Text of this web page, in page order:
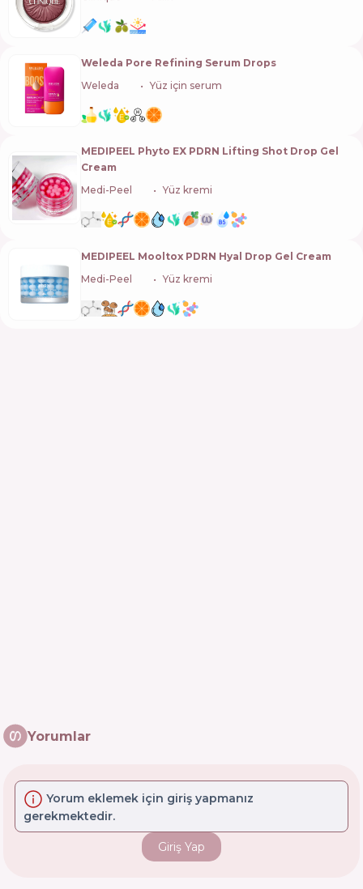
Weleda Pore Refining Serum Drops
Weleda
Yüz için serum
MEDIPEEL Phyto EX PDRN Lifting Shot Drop Gel
Cream
Medi-Peel
Yüz kremi
MEDIPEEL Mooltox PDRN Hyal Drop Gel Cream
Medi-Peel
Yüz kremi
Yorumlar
Yorum eklemek için giriş yapmanız
gerekmektedir.
Giriş Yap